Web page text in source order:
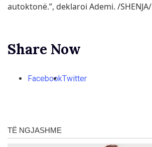
autoktonë.”, deklaroi Ademi. /SHENJA/
Share Now
FacebookTwitter